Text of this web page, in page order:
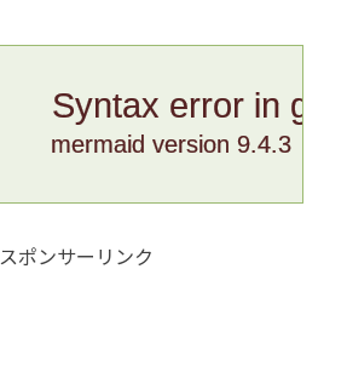
Syntax error in
mermaid version 9.4.3
スポンサーリンク